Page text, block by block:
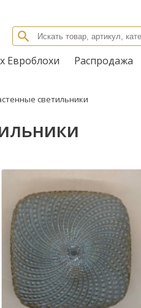
Евроблохи Распродажа
светильники